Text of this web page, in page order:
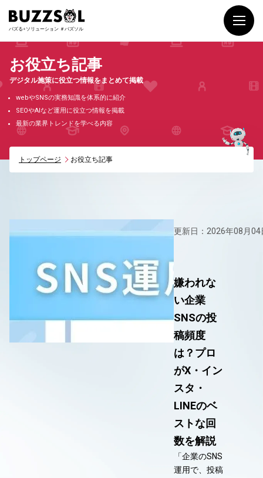
お役立ち記事
デジタル施策に役立つ情報をまとめて掲載
webやSNSの実務知識を体系的に紹介
SEOやAIなど運用に役立つ情報を掲載
最新の業界トレンドを学べる内容
トップページ お役立ち記事
更新日：2026年08月04
嫌われな
い企業
SNSの投
稿頻度
は？プロ
がX・イン
スタ・
LINEのベ
ストな回
数を解説
「企業のSNS
運用で、投稿